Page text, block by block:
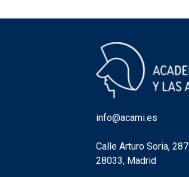
info@acami.es
Calle Arturo Soria, 287
28033, Madrid